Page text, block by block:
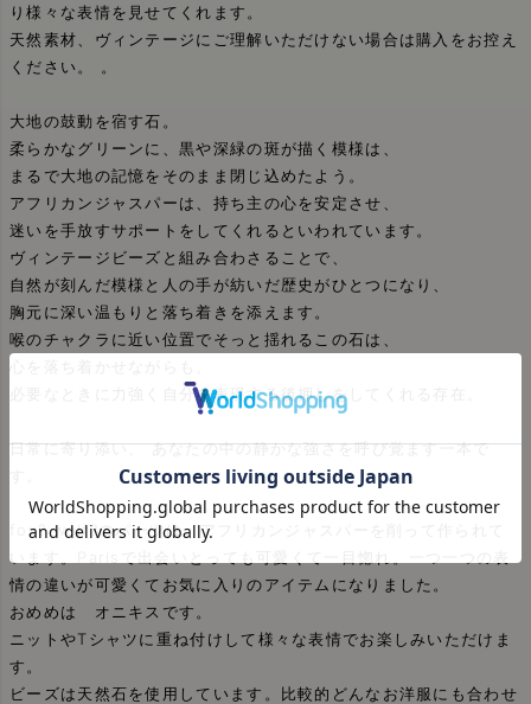
り様々な表情を見せてくれます。
天然素材、ヴィンテージにご理解いただけない場合は購入をお控え
ください。 。
大地の鼓動を宿す石。
柔らかなグリーンに、黒や深緑の斑が描く模様は、
まるで大地の記憶をそのまま閉じ込めたよう。
アフリカンジャスパーは、持ち主の心を安定させ、
迷いを手放すサポートをしてくれるといわれています。
ヴィンテージビーズと組み合わさることで、
自然が刻んだ模様と人の手が紡いだ歴史がひとつになり、
胸元に深い温もりと落ち着きを添えます。
喉のチャクラに近い位置でそっと揺れるこの石は、
必要なときに力強く自分を表現する後押しをしてくれる存在。
日常に寄り添い、 あなたの中の静かな強さを呼び覚ます一本で
fox? wolf?のパーツは、アフリカンジャスパーを削って作られて
います。Parisで出会いとっても可愛くて一目惚れ。一つ一つの表
情の違いが可愛くてお気に入りのアイテムになりました。
おめめは オニキスです。
ニットやTシャツに重ね付けして様々な表情でお楽しみいただけま
す。
ビーズは天然石を使用しています。比較的どんなお洋服にも合わせ